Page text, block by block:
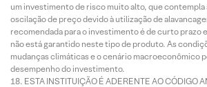
um investimento de risco muito alto, que contempla
oscilação de preço devido à utilização de
recomendada para o investimento é de curto prazo
não está garantido neste tipo de produto. As
mudanças climáticas e o cenário macroeconômico
desempenho do investimento.
ESTA INSTITUIÇÃO É ADERENTE AO CÓDIGO